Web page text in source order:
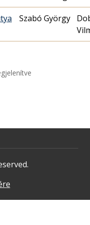
Szabó György